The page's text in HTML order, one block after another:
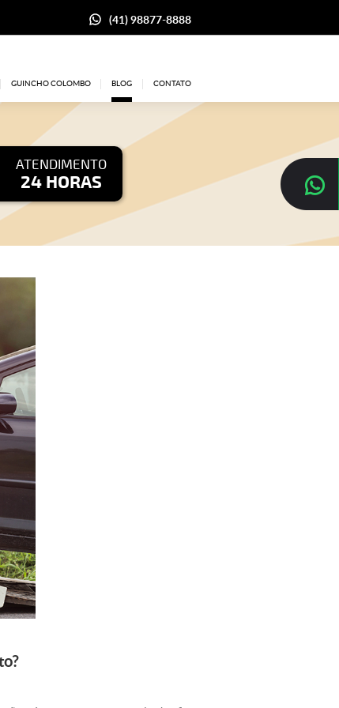
(41) 98877-8888
GUINCHO COLOMBO BLOG CONTATO
ATENDIMENTO
24 HORAS